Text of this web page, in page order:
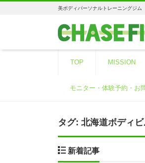
美ボディパーソナルトレーニングジム
TOP MISSION
モニター・体験予約・お
タグ: 北海道ボディ
新着記事